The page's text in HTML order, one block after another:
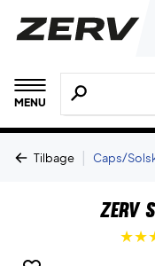
MENU
Søg efter
Tilbage | Caps/